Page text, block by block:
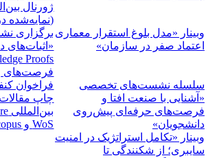
(نمایه‌شده در WoS و Scopus)
«مدل بلوغ استقرار معماری
صفر در سازمان»
برگزاری
فرصت‌های
نشست‌های تخصصی
با صنعت افتا و
حرفه‌ای پیش‌روی
چاپ مقالات
WoS و Scopus)
«تکامل استراتژیک در امنیت
از شکنندگی تا